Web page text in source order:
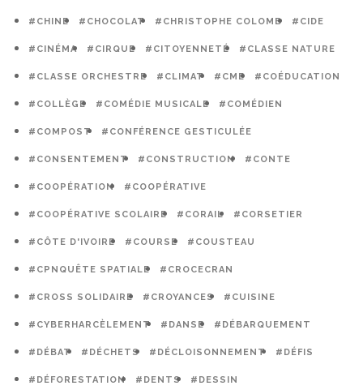
#CHINE #CHOCOLAT #CHRISTOPHE COLOMB #CIDE
#CINÉMA #CIRQUE #CITOYENNETÉ #CLASSE NATURE
#CLASSE ORCHESTRE #CLIMAT #CME #COÉDUCATION
#COLLÈGE #COMÉDIE MUSICALE #COMÉDIEN
#COMPOST #CONFÉRENCE GESTICULÉE
#CONSENTEMENT #CONSTRUCTION #CONTE
#COOPÉRATION #COOPÉRATIVE
#COOPÉRATIVE SCOLAIRE #CORAIL #CORSETIER
#CÔTE D'IVOIRE #COURSE #COUSTEAU
#CPNQUÊTE SPATIALE #CROCECRAN
#CROSS SOLIDAIRE #CROYANCES #CUISINE
#CYBERHARCÈLEMENT #DANSE #DÉBARQUEMENT
#DÉBAT #DÉCHETS #DÉCLOISONNEMENT #DÉFIS
#DÉFORESTATION #DENTS #DESSIN